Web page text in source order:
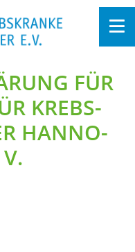
FÜR
KREBS­
HAN­NO­